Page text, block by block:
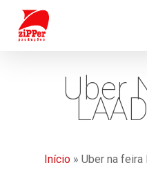
Uber
Início » Uber na feira